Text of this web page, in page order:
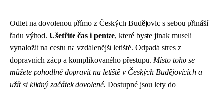
Odlet na dovolenou přímo z Českých Budějovic s sebou přináší
řadu výhod. Ušetříte čas i peníze, které byste jinak museli
vynaložit na cestu na vzdálenější letiště. Odpadá stres z
dopravních zácp a komplikovaného přestupu. Místo toho se
můžete pohodlně dopravit na letiště v Českých Budějovicích a
užít si klidný začátek dovolené. Dostupné jsou lety do